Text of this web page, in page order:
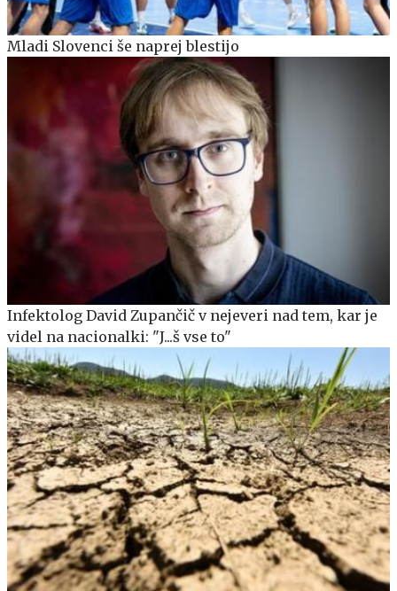
Mladi Slovenci še naprej blestijo
Infektolog David Zupančič v nejeveri nad tem, kar je
videl na nacionalki: "J...š vse to"